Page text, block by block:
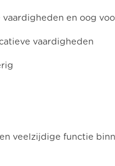
vaardigheden en oog
vaardigheden
veelzijdige functie